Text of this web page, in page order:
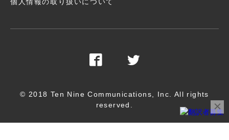
© 2018 Ten Nine Communications, Inc. All rights
reserved.